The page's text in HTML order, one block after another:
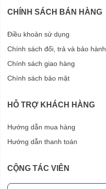
CHÍNH SÁCH BÁN HÀNG
Điều khoản sử dụng
Chính sách đổi, trả và bảo hành
Chính sách giao hàng
Chính sách bảo mật
HỖ TRỢ KHÁCH HÀNG
Hướng dẫn mua hàng
Hướng dẫn thanh toán
CỘNG TÁC VIÊN